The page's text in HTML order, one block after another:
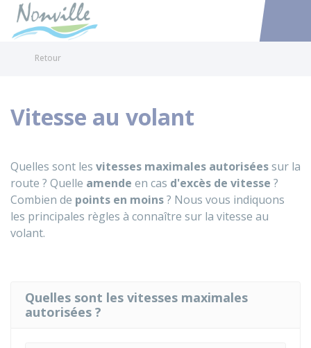
Accéder
Retour
Vitesse au volant
Quelles sont les vitesses maximales autoriséessur la
route ? Quelle amende en cas d'excès de vitesse ?
Combien de points en moins? Nous vous indiquons
les principales règles à connaître sur la vitesse au
volant.
Quelles sont les vitesses maximales
autorisées ?